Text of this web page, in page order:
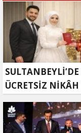
SULTANBEYLİ’DE
ÜCRETSİZ NİKÂH
HİZMETİNDEN 4
ÇİFT